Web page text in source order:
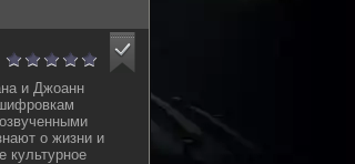
и Джоанн
о жизни и
культурное